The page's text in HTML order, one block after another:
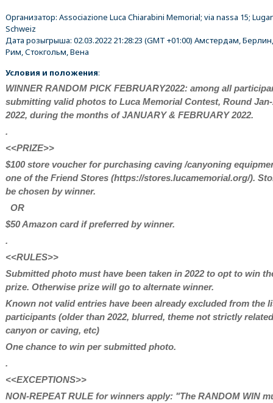
Организатор: Associazione Luca Chiarabini Memorial; via nassa 15;
Schweiz
Дата розыгрыша: 02.03.2022 21:28:23 (GMT +01:00) Амстердам,
Рим, Стокгольм, Вена
Условия и положения:
WINNER RANDOM PICK FEBRUARY2022: among all
submitting valid photos to Luca Memorial Contest, Round
2022, during the months of JANUARY & FEBRUARY 2022.
.
<<PRIZE>>
$100 store voucher for purchasing caving /canyoning
one of the Friend Stores (https://stores.lucamemorial.org/).
be chosen by winner.
OR
$50 Amazon card if preferred by winner.
.
<<RULES>>
Submitted photo must have been taken in 2022 to opt to win
prize. Otherwise prize will go to alternate winner.
Known not valid entries have been already excluded from the
participants (older than 2022, blurred, theme not strictly
canyon or caving, etc)
One chance to win per submitted photo.
.
<<EXCEPTIONS>>
NON-REPEAT RULE for winners apply: "The RANDOM WIN